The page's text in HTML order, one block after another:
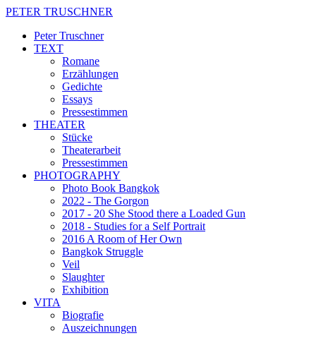
PETER TRUSCHNER
Peter Truschner
TEXT
Romane
Erzählungen
Gedichte
Essays
Pressestimmen
THEATER
Stücke
Theaterarbeit
Pressestimmen
PHOTOGRAPHY
Photo Book Bangkok
2022 - The Gorgon
2017 - 20 She Stood there a Loaded Gun
2018 - Studies for a Self Portrait
2016 A Room of Her Own
Bangkok Struggle
Veil
Slaughter
Exhibition
VITA
Biografie
Auszeichnungen